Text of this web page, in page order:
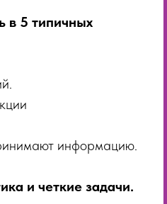
в 5 типичных
информацию.
и четкие задачи.